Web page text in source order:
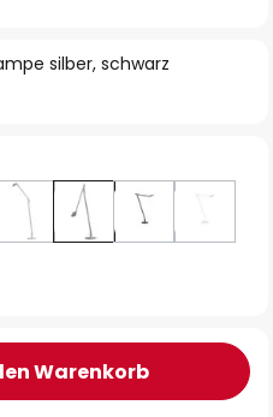
silber, schwarz
Warenkorb